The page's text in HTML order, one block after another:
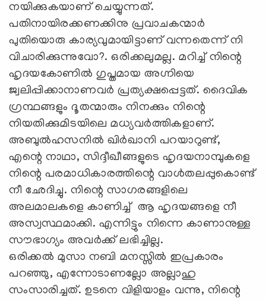
നയിക്കുകയാണ് ചെയ്യുന്നത്.
പതിനായിരക്കണക്കിനു പ്രവാചകന്മാര്‍
പുതിയൊരു കാര്യവുമായിട്ടാണ് വന്നതെന്ന് നി
വിചാരിക്കുന്നുവോ?. ഒരിക്കലുമല്ല. മറിച്ച് നിന്റെ
ഹൃദയകോണില്‍ ഗുപ്തമായ അഗ്നിയെ
ജ്വലിപ്പിക്കാനാണവര്‍ പ്രത്യക്ഷപ്പെട്ടത്. ദൈവിക
ഗ്രന്ഥങ്ങളും ദൂതന്മാരും നിനക്കും നിന്റെ
നിയതിക്കുമിടയിലെ മധ്യവര്‍ത്തികളാണ്.
അബുല്‍ഹസനില്‍ ഖിര്‍ഖാനി പറയാറുണ്ട്,
എന്റെ നാഥാ, സിദ്ദീഖീങ്ങളുടെ ഹൃദയനാമ്പുകളെ
നിന്റെ പരമാധികാരത്തിന്റെ വാള്‍തലപ്പുകൊണ്ട്
നീ ഛേദിച്ചു. നിന്റെ സാഗരങ്ങളിലെ
അലമാലകളെ കാണിച്ച് ആ ഹൃദയങ്ങളെ നീ
അസ്വസ്ഥമാക്കി. എന്നിട്ടും നിന്നെ കാണാനുള്ള
സൗഭാഗ്യം അവര്‍ക്ക് ലഭിച്ചില്ല.
ഒരിക്കല്‍ മുസാ നബി മനസ്സില്‍ ഇപ്രകാരം
പറഞ്ഞു, എന്നോടാണല്ലോ അല്ലാഹു
സംസാരിച്ചത്. ഉടനെ വിളിയാളം വന്നു, നിന്റെ